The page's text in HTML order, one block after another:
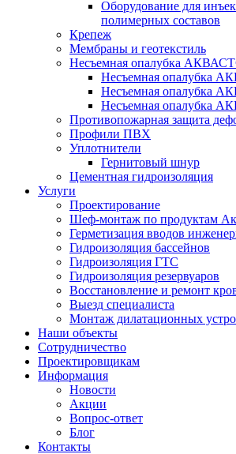
Оборудование для
полимерных составов
Крепеж
Мембраны и геотекстиль
Несъемная опалубка
Несъемная опалубка
Несъемная опалубка
Несъемная опалубка
Противопожарная защита
Профили ПВХ
Уплотнители
Гернитовый шнур
Цементная гидроизоляция
Услуги
Проектирование
Шеф-монтаж по продуктам
Герметизация вводов
Гидроизоляция бассейнов
Гидроизоляция ГТС
Гидроизоляция резервуаров
Восстановление и ремонт
Выезд специалиста
Монтаж дилатационных
Наши объекты
Сотрудничество
Проектировщикам
Информация
Новости
Акции
Вопрос-ответ
Блог
Контакты